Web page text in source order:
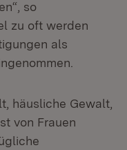
so
zu oft werden
als
häusliche Gewalt,
von Frauen